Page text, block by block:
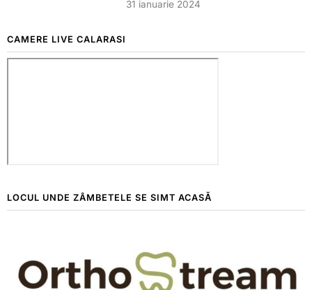
31 ianuarie 2024
CAMERE LIVE CALARASI
LOCUL UNDE ZÂMBETELE SE SIMT ACASĂ